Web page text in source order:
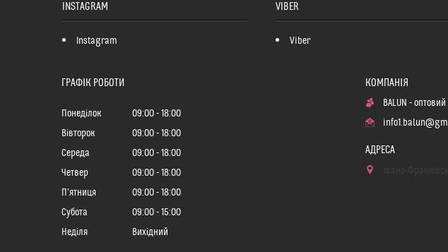
INSTAGRAM
Instagram
VIBER
Viber
ГРАФІК РОБОТИ
Понеділок 09:00
18:00
Вівторок
09:00
18:00
Середа
09:00
18:00
Четвер
09:00
18:00
Пʼятниця
09:00
18:00
Субота
09:00
15:00
Неділя
Вихідний
BALUN -